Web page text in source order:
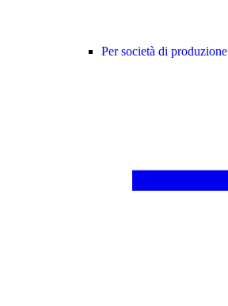
Per società di produzione